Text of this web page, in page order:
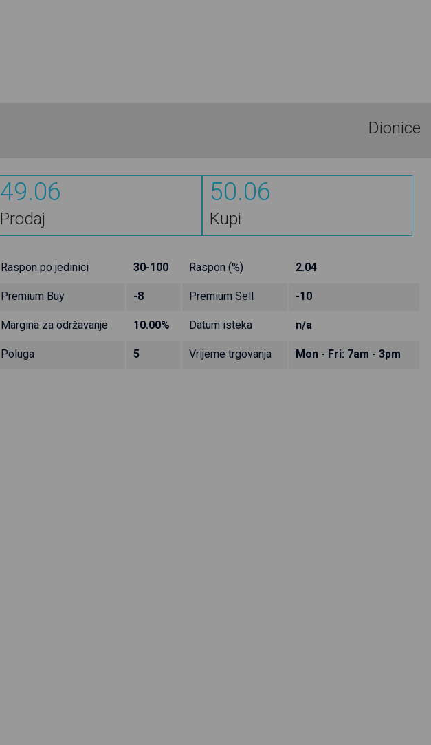
Dionice
49.06
Prodaj
50.06
Kupi
Raspon po jedinici 30-100 Raspon (%) 2.04
Premium Buy -8 Premium Sell -10
Margina za održavanje 10.00% Datum isteka n/a
Poluga 5 Vrijeme trgovanja Mon - Fri: 7am - 3pm